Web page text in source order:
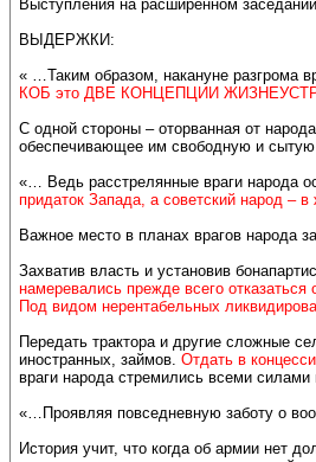
Выступления на расширенном
ВЫДЕРЖКИ:
« …Таким образом, накануне разгрома
КОБ это ДВЕ КОНЦЕПЦИИ
С одной стороны – оторванная от
обеспечивающее им свободную и
«… Ведь расстрелянные враги народа
придаток Запада, а советский народ –
Важное место в планах врагов народа
Захватив власть и установив
намеревались прежде всего
Под видом нерентабельных
Передать трактора и другие сложные
иностранных, займов. Отдать в
враги народа стремились всеми силами
«…Проявляя повседневную заботу о
История учит, что когда об армии нет